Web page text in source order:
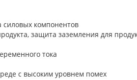
силовых компонентов
защита заземления для
тока
с высоким уровнем помех